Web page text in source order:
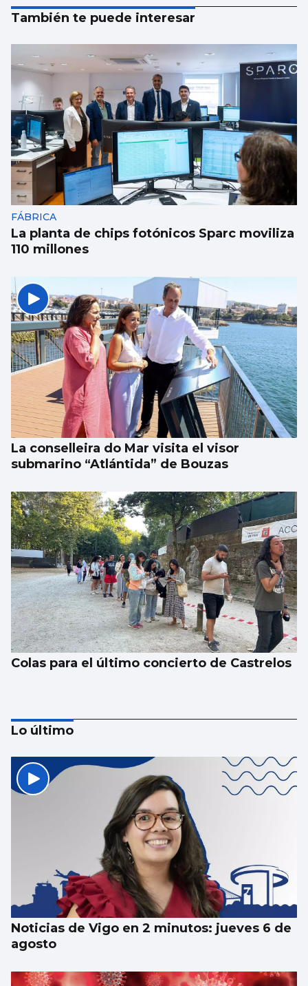
También te puede interesar
FÁBRICA
La planta de chips fotónicos Sparc moviliza
110 millones
La conselleira do Mar visita el visor
submarino “Atlántida” de Bouzas
Colas para el último concierto de Castrelos
Las Cíes pasan de recoger 55.000 colillas a
las 1.215 de este verano
Lo último
Noticias de Vigo en 2 minutos: jueves 6 de
agosto